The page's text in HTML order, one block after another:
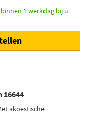
1 werkdag bij u
16644
akoestische